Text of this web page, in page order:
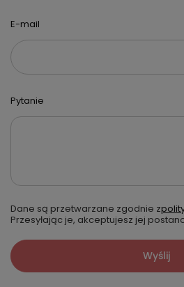
E-mail
Pytanie
Dane są przetwarzane zgodnie z
Przesyłając je, akceptujesz jej
Wyślij